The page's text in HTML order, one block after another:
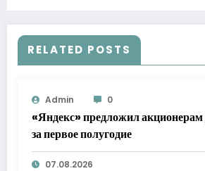
RELATED POSTS
Admin 0
«Яндекс» предложил
за первое полугодие
07.08.2026